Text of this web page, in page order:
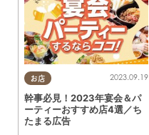
お店 2023.09.19
幹事必見！2023年宴会＆パ
ーティーおすすめ店4選／ち
たまる広告